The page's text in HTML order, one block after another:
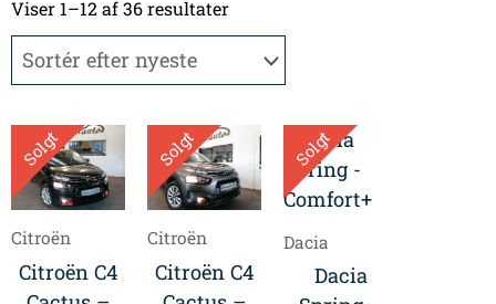
Viser 1–12 af 36 resultaterefter
Solgt
Citroën
Citroën C4
Solgt
Citroën
Citroën C4
Solgt
Dacia
Dacia